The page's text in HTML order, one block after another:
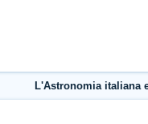
L'Astronomia italiana